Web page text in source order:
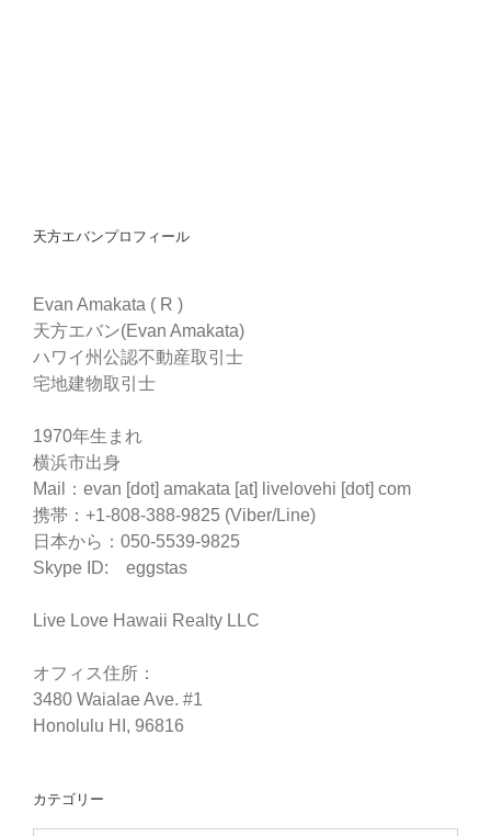
天方エバンプロフィール
Evan Amakata ( R )
天方エバン(Evan Amakata)
ハワイ州公認不動産取引士
宅地建物取引士
1970年生まれ
横浜市出身
Mail：evan [dot] amakata [at] livelovehi [dot] com
携帯：+1-808-388-9825 (Viber/Line)
日本から：050-5539-9825
Skype ID: eggstas
Live Love Hawaii Realty LLC
オフィス住所：
3480 Waialae Ave. #1
Honolulu HI, 96816
カテゴリー